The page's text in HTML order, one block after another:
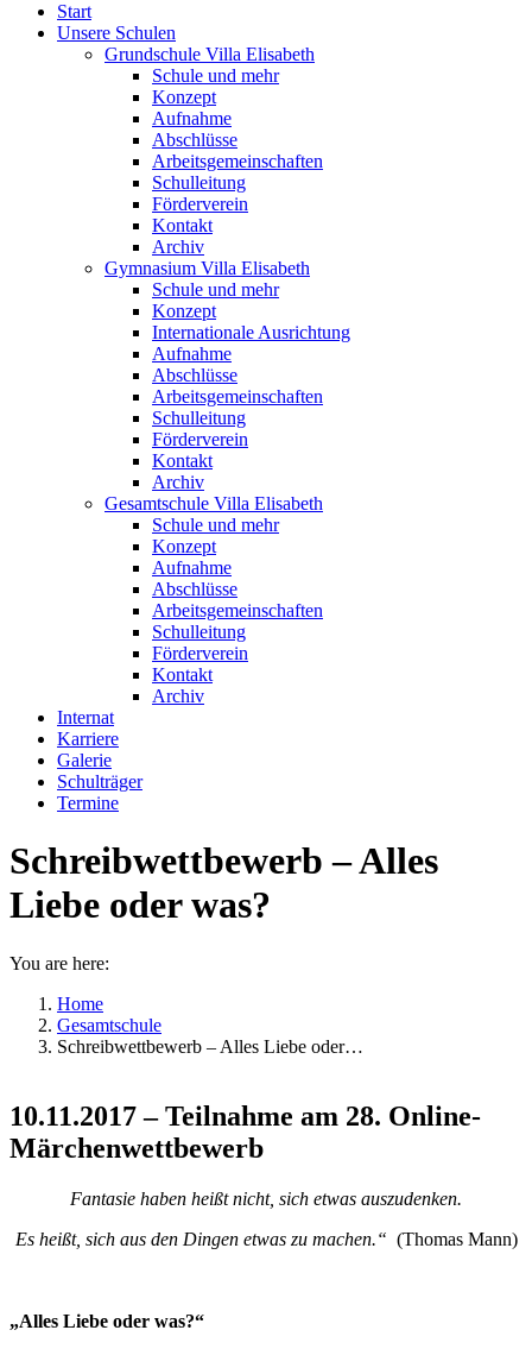
Start
Unsere Schulen
Grundschule Villa Elisabeth
Schule und mehr
Konzept
Aufnahme
Abschlüsse
Arbeitsgemeinschaften
Schulleitung
Förderverein
Kontakt
Archiv
Gymnasium Villa Elisabeth
Schule und mehr
Konzept
Internationale Ausrichtung
Aufnahme
Abschlüsse
Arbeitsgemeinschaften
Schulleitung
Förderverein
Kontakt
Archiv
Gesamtschule Villa Elisabeth
Schule und mehr
Konzept
Aufnahme
Abschlüsse
Arbeitsgemeinschaften
Schulleitung
Förderverein
Kontakt
Archiv
Internat
Karriere
Galerie
Schulträger
Termine
Schreibwettbewerb – Alles
Liebe oder was?
You are here:
Home
Gesamtschule
Schreibwettbewerb – Alles Liebe oder…
10.11.2017 – Teilnahme am 28. Online-
Märchenwettbewerb
Fantasie haben heißt nicht, sich etwas auszudenken.
Es heißt, sich aus den Dingen etwas zu machen.“ (Thomas Mann)
„Alles Liebe oder was?“